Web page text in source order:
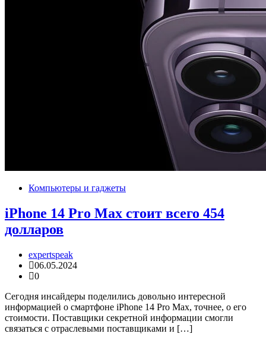
Компьютеры и гаджеты
iPhone 14 Pro Max стоит всего 454
долларов
expertspeak
06.05.2024
0
Сегодня инсайдеры поделились довольно интересной
информацией о смартфоне iPhone 14 Pro Max, точнее, о его
стоимости. Поставщики секретной информации смогли
связаться с отраслевыми поставщиками и […]